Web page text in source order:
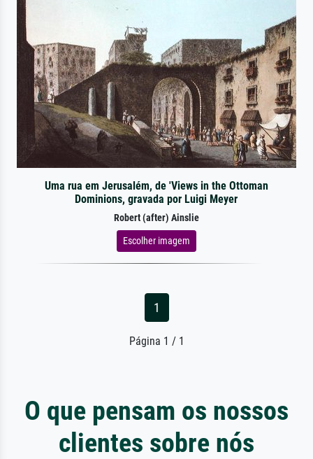
Uma rua em Jerusalém, de 'Views in the Ottoman
Dominions, gravada por Luigi Meyer
Robert (after) Ainslie
Escolher imagem
1
Página 1 / 1
O que pensam os nossos
clientes sobre nós